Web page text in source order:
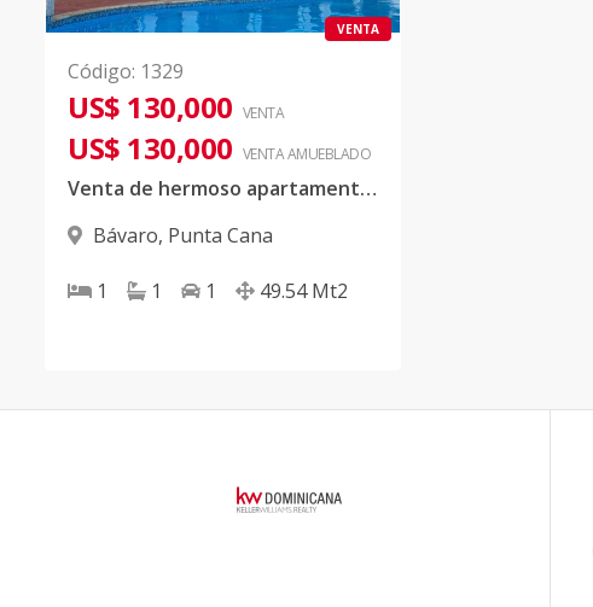
VENTA
Código: 1329
US$ 130,000 VENTA
US$ 130,000 VENTA AMUEBLADO
Venta de hermoso apartamento en el Cortecito, residencial Blue Garden Boutique. Bávaro, Punta Cana
Bávaro, Punta Cana
1 1 1 49.54 Mt2